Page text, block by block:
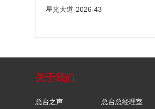
星光大道-2026-43
关于我们
总台之声 总台总经理室